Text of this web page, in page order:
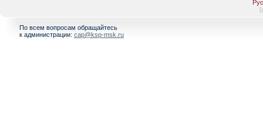
[
По всем вопросам обращайтесь
к администрации: cap@ksp-msk.ru